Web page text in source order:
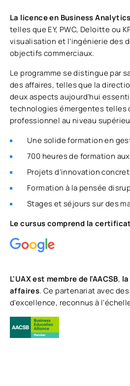
La licence en Business Analytics
telles que EY, PWC, Deloitte ou
visualisation et l’ingénierie des
objectifs commerciaux.
Le programme se distingue par
des affaires, telles que la
deux aspects aujourd’hui
technologies émergentes telles
professionnel au niveau
Une solide formation en
700 heures de formation
Projets d’innovation
Formation à la pensée
Stages et séjours sur des
Le cursus comprend la
L'UAX est membre de l'AACSB,
affaires. Ce partenariat avec
d'excellence, reconnus à